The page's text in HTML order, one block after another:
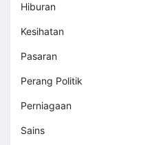
Hiburan
Kesihatan
Pasaran
Perang Politik
Perniagaan
Sains